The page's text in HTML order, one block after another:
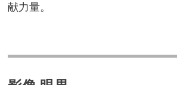
献力量。